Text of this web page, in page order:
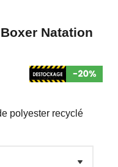
Natation
polyester recyclé